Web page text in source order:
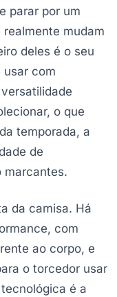
parar por um
mudam
deles é o seu
usar com
o que
temporada, a
de
marcantes.
da camisa. Há
com
ao corpo, e
o torcedor usar
é a